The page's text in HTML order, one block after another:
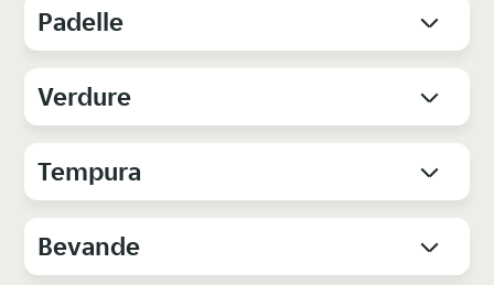
Padelle
Verdure
Tempura
Bevande